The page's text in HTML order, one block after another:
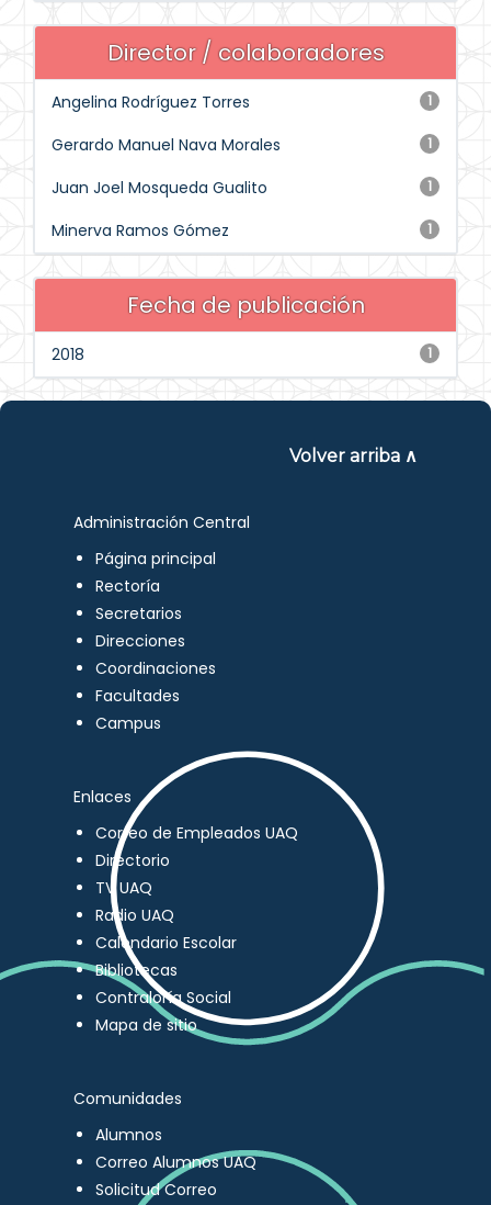
Director / colaboradores
1
Angelina Rodríguez Torres
1
Gerardo Manuel Nava Morales
1
Juan Joel Mosqueda Gualito
1
Minerva Ramos Gómez
Fecha de publicación
1
2018
Volver arriba ∧
Administración Central
Página principal
Rectoría
Secretarios
Direcciones
Coordinaciones
Facultades
Campus
Enlaces
Correo de Empleados UAQ
Directorio
TV UAQ
Radio UAQ
Calendario Escolar
Bibliotecas
Contraloría Social
Mapa de sitio
Comunidades
Alumnos
Correo Alumnos UAQ
Solicitud Correo